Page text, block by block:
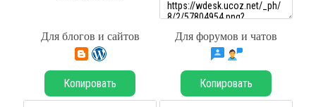
Для блогов и сайтов Для форумов и чатов
Копировать Копировать